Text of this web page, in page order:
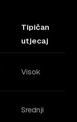
Tipičan
utjecaj
Visok
Srednji